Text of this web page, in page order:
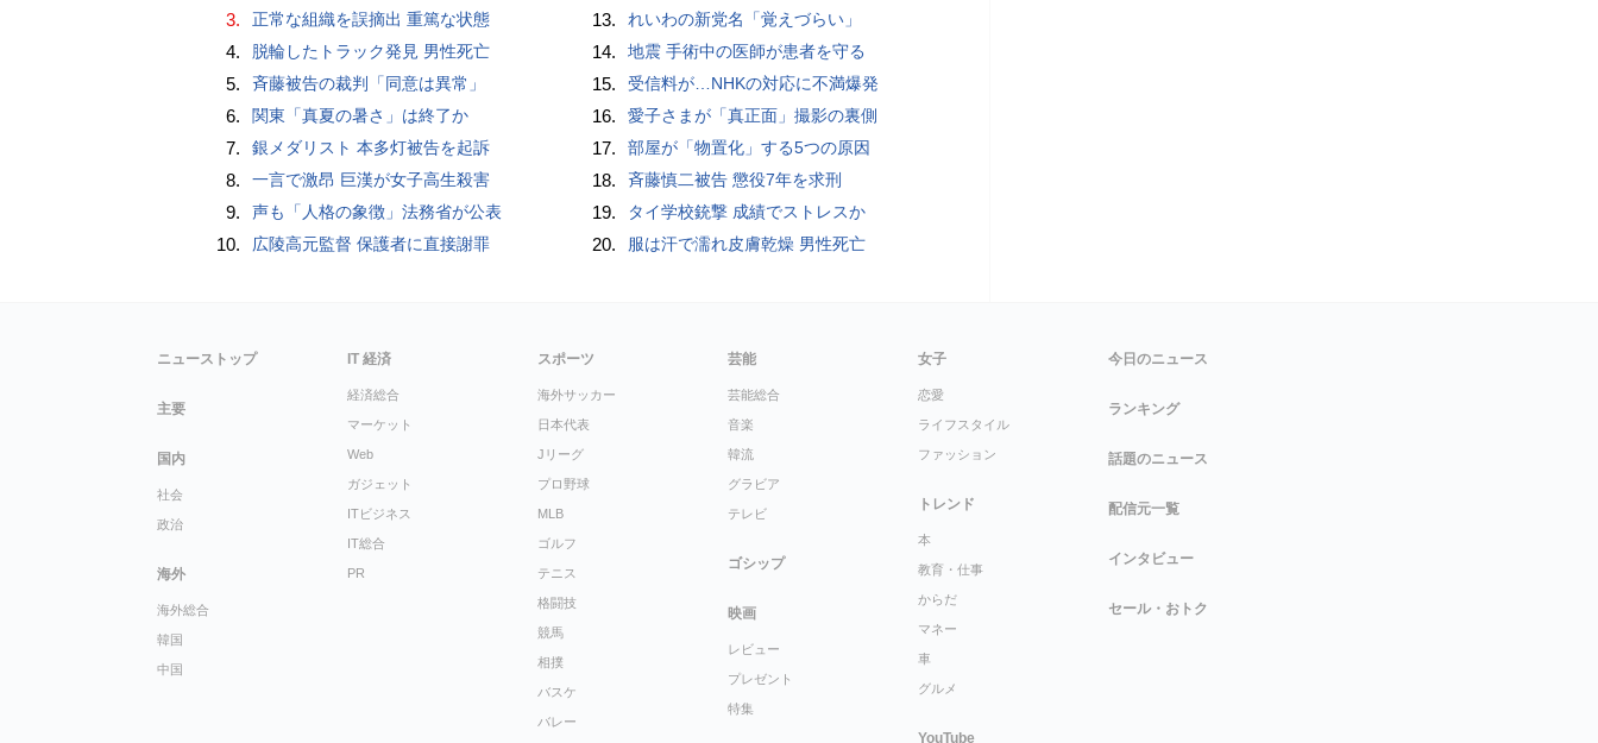
3. 正常な組織を誤摘出 重篤な状態
4. 脱輪したトラック発見 男性死亡
5. 斉藤被告の裁判「同意は異常」
6. 関東「真夏の暑さ」は終了か
7. 銀メダリスト 本多灯被告を起訴
8. 一言で激昂 巨漢が女子高生殺害
9. 声も「人格の象徴」法務省が公表
10. 広陵高元監督 保護者に直接謝罪
13. れいわの新党名「覚えづらい」
14. 地震 手術中の医師が患者を守る
15. 受信料が…NHKの対応に不満爆発
16. 愛子さまが「真正面」撮影の裏側
17. 部屋が「物置化」する5つの原因
18. 斉藤慎二被告 懲役7年を求刑
19. タイ学校銃撃 成績でストレスか
20. 服は汗で濡れ皮膚乾燥 男性死亡
ニューストップ
主要
国内
社会
政治
海外
海外総合
韓国
中国
IT 経済
経済総合
マーケット
Web
ガジェット
ITビジネス
IT総合
PR
スポーツ
海外サッカー
日本代表
Jリーグ
プロ野球
MLB
ゴルフ
テニス
格闘技
競馬
相撲
バスケ
バレー
芸能
芸能総合
音楽
韓流
グラビア
テレビ
ゴシップ
映画
レビュー
プレゼント
特集
女子
恋愛
ライフスタイル
ファッション
トレンド
本
教育・仕事
からだ
マネー
車
グルメ
YouTube
今日のニュース
ランキング
話題のニュース
配信元一覧
インタビュー
セール・おトク